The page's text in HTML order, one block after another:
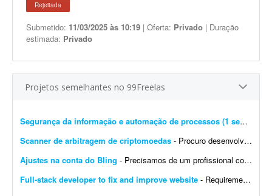
Rejeitada
Submetido: 11/03/2025 às 10:19 | Oferta: Privado | Duração
estimada: Privado
Projetos semelhantes no 99Freelas
Segurança da informação e automação de processos (1 semana)
Scanner de arbitragem de criptomoedas - Procuro desenvolvedor full stack para criar uma plataforma profissional e scanner de arbitragem de criptomoedas, semelhante às principais soluções internacionais do mercado, po...
Ajustes na conta do Bling - Precisamos de um profissional com experiência em e-commerce e em configurações no Bling. Atualmente temos a conta de um cliente integrada com loja própria, Mercado Livre,...
Full-stack developer to fix and improve website - Requirements: - Basic to intermediate full-stack development skills - Experience with front-end and back-end web development - Ability to troubleshoot bugs and make small improvements - Good commu...